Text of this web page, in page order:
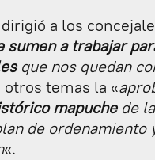
a los
sumen a trabajar
que nos quedan
temas la «
mapuchede
de ordenamiento
«.